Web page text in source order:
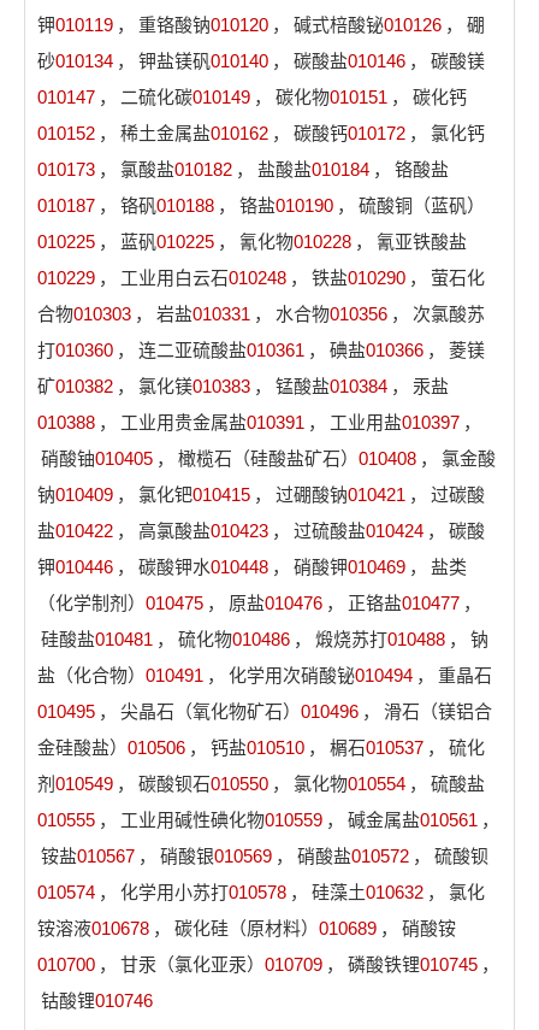
钾010119 ， 重铬酸钠010120 ， 碱式棓酸铋010126 ，
硼
砂010134 ， 钾盐镁矾010140 ， 碳酸盐010146 ，
碳酸镁
010147 ， 二硫化碳010149 ， 碳化物010151 ，
碳化钙
010152 ， 稀土金属盐010162 ， 碳酸钙010172 ，
氯化钙
010173 ， 氯酸盐010182 ， 盐酸盐010184 ，
铬酸盐
010187 ， 铬矾010188 ， 铬盐010190 ，
硫酸铜（蓝矾）
010225 ， 蓝矾010225 ， 氰化物010228 ，
氰亚铁酸盐
010229 ， 工业用白云石010248 ， 铁盐010290 ，
萤石化
合物010303 ， 岩盐010331 ， 水合物010356 ，
次氯酸苏
打010360 ， 连二亚硫酸盐010361 ， 碘盐010366 ，
菱镁
矿010382 ， 氯化镁010383 ， 锰酸盐010384 ，
汞盐
010388 ， 工业用贵金属盐010391 ， 工业用盐010397 ，
硝酸铀010405 ， 橄榄石（硅酸盐矿石） 010408 ，
氯金酸
钠010409 ， 氯化钯010415 ， 过硼酸钠010421 ，
过碳酸
盐010422 ， 高氯酸盐010423 ， 过硫酸盐010424 ，
碳酸
钾010446 ， 碳酸钾水010448 ， 硝酸钾010469 ，
盐类
（化学制剂） 010475 ， 原盐010476 ， 正铬盐010477 ，
硅酸盐010481 ， 硫化物010486 ， 煅烧苏打010488 ，
钠
盐（化合物） 010491 ， 化学用次硝酸铋010494 ，
重晶石
010495 ， 尖晶石（氧化物矿石） 010496 ，
滑石（镁铝合
金硅酸盐） 010506 ， 钙盐010510 ， 榍石010537 ，
硫化
剂 010549 ， 碳酸钡石010550 ， 氯化物010554 ，
硫酸盐
010555 ， 工业用碱性碘化物010559 ， 碱金属盐010561 ，
铵盐010567 ， 硝酸银010569 ， 硝酸盐010572 ，
硫酸钡
010574 ， 化学用小苏打010578 ， 硅藻土010632 ，
氯化
铵溶液010678 ， 碳化硅（原材料） 010689 ，
硝酸铵
010700 ， 甘汞（氯化亚汞） 010709 ， 磷酸铁锂010745 ，
钴酸锂010746